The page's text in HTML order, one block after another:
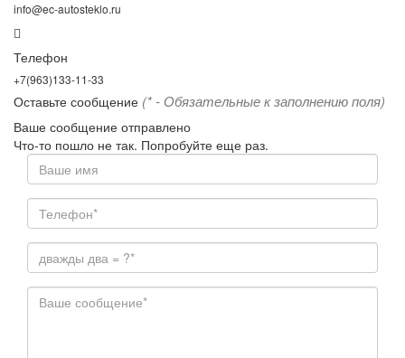
info@ec-autosteklo.ru
Телефон
+7(963)133-11-33
Оставьте сообщение (* - Обязательные к заполнению поля)
Ваше сообщение отправлено
Что-то пошло не так. Попробуйте еще раз.